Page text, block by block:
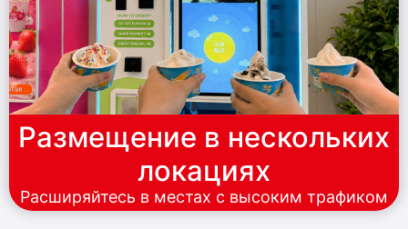
Размещение в нескольких
локациях
Расширяйтесь в местах с высоким трафиком